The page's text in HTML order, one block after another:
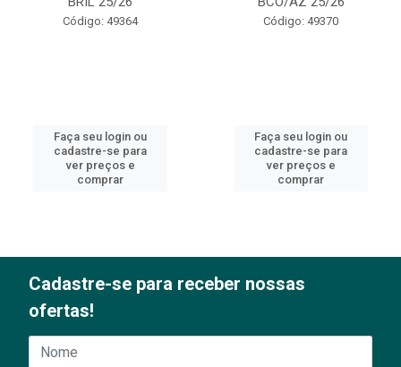
Código: 49364
Faça seu login ou
cadastre-se para
ver preços e
comprar
Código: 49370
Faça seu login ou
cadastre-se para
ver preços e
comprar
Cadastre-se para receber nossas
ofertas!